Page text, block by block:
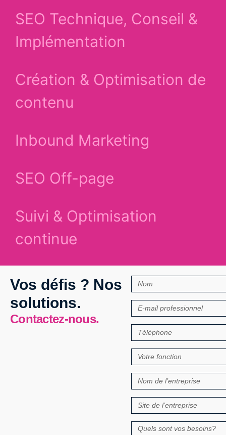
SEO Technique, Conseil &
Implémentation
Création & Optimisation de
contenu
Inbound Marketing
SEO Off-page
Suivi & Optimisation
continue
Vos défis ? Nos
solutions.
Contactez-nous.